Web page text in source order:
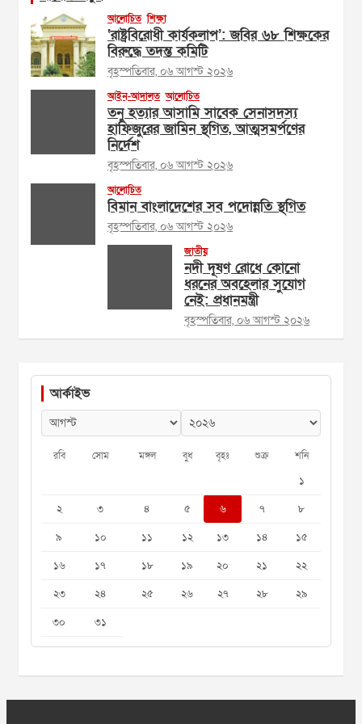
আলোচিত শিক্ষা
‘রাষ্ট্রবিরোধী কার্যকলাপ’: জবির ৬৮ শিক্ষকের
বিরুদ্ধে তদন্ত কমিটি
বৃহস্পতিবার, ০৬ আগস্ট ২০২৬
আইন-আদালত আলোচিত
তনু হত্যার আসামি সাবেক সেনাসদস্য
হাফিজুরের জামিন স্থগিত, আত্মসমর্পণের
নির্দেশ
বৃহস্পতিবার, ০৬ আগস্ট ২০২৬
আলোচিত
বিমান বাংলাদেশের সব পদোন্নতি স্থগিত
বৃহস্পতিবার, ০৬ আগস্ট ২০২৬
জাতীয়
নদী দূষণ রোধে কোনো
ধরনের অবহেলার সুযোগ
নেই: প্রধানমন্ত্রী
বৃহস্পতিবার, ০৬ আগস্ট ২০২৬
আর্কাইভ
রবি সোম মঙ্গল বুধ বৃহঃ শুক্র শনি
১
২
৩ ৪ ৫ ৬ ৭
৮
৯
১০ ১১ ১২ ১৩ ১৪
১৫
১৬
১৭ ১৮ ১৯ ২০ ২১
২২
২৩
২৪ ২৫ ২৬ ২৭ ২৮
২৯
৩০
৩১